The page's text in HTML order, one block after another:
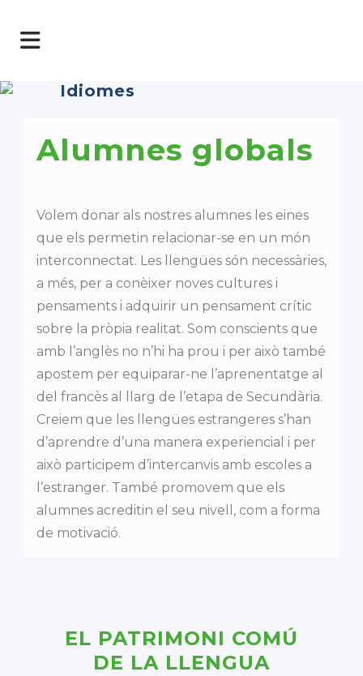
Idiomes
Alumnes globals
Volem donar als nostres alumnes les eines
que els permetin relacionar-se en un món
interconnectat. Les llengües són necessàries,
a més, per a conèixer noves cultures i
pensaments i adquirir un pensament crític
sobre la pròpia realitat. Som conscients que
amb l’anglès no n’hi ha prou i per això també
apostem per equiparar-ne l’aprenentatge al
del francès al llarg de l’etapa de Secundària.
Creiem que les llengües estrangeres s’han
d’aprendre d’una manera experiencial i per
això participem d’intercanvis amb escoles a
l’estranger. També promovem que els
alumnes acreditin el seu nivell, com a forma
de motivació.
EL PATRIMONI COMÚ
DE LA LLENGUA